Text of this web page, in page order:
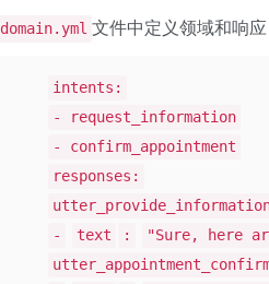
domain.yml 文件中定义领域和响应
intents:
- request_information
- confirm_appointment
responses:
-
text :
"Sure, here